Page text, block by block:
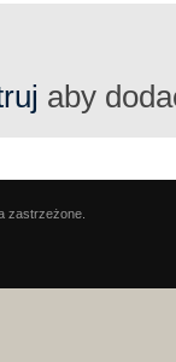
aby
zastrzeżone.